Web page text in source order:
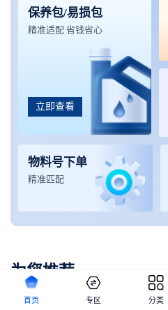
保养包/易损包
精准适配 省钱省心
立即查看
物料号下单
精准匹配
为您推荐
首页 专区 分类